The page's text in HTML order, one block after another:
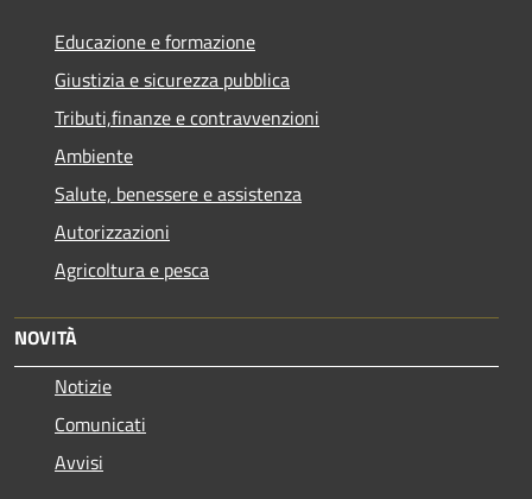
Educazione e formazione
Giustizia e sicurezza pubblica
Tributi,finanze e contravvenzioni
Ambiente
Salute, benessere e assistenza
Autorizzazioni
Agricoltura e pesca
NOVITÀ
Notizie
Comunicati
Avvisi